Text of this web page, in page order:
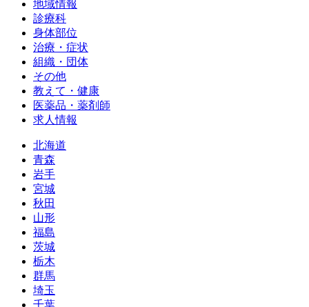
地域情報
診療科
身体部位
治療・症状
組織・団体
その他
教えて・健康
医薬品・薬剤師
求人情報
北海道
青森
岩手
宮城
秋田
山形
福島
茨城
栃木
群馬
埼玉
千葉